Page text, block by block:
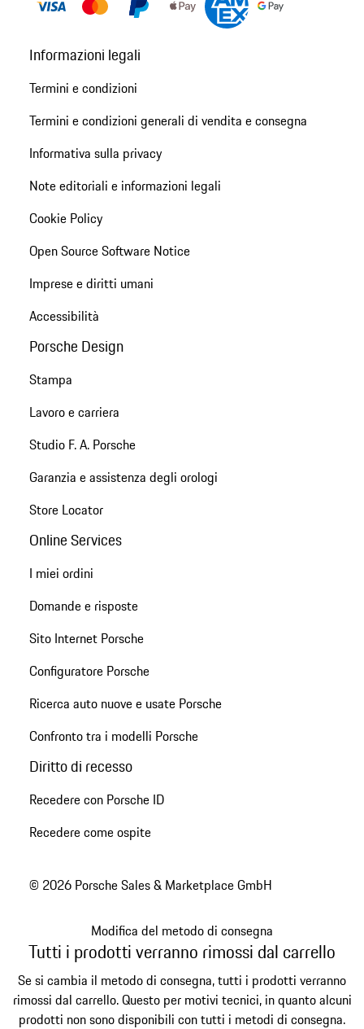
Informazioni legali
Termini e condizioni
Termini e condizioni generali di vendita e consegna
Informativa sulla privacy
Note editoriali e informazioni legali
Cookie Policy
Open Source Software Notice
Imprese e diritti umani
Accessibilità
Porsche Design
Stampa
Lavoro e carriera
Studio F. A. Porsche
Garanzia e assistenza degli orologi
Store Locator
Online Services
I miei ordini
Domande e risposte
Sito Internet Porsche
Configuratore Porsche
Ricerca auto nuove e usate Porsche
Confronto tra i modelli Porsche
Diritto di recesso
Recedere con Porsche ID
Recedere come ospite
© 2026 Porsche Sales & Marketplace GmbH
Modifica del metodo di consegna
Tutti i prodotti verranno rimossi dal carrello
Se si cambia il metodo di consegna, tutti i prodotti verranno
rimossi dal carrello. Questo per motivi tecnici, in quanto alcuni
prodotti non sono disponibili con tutti i metodi di consegna.